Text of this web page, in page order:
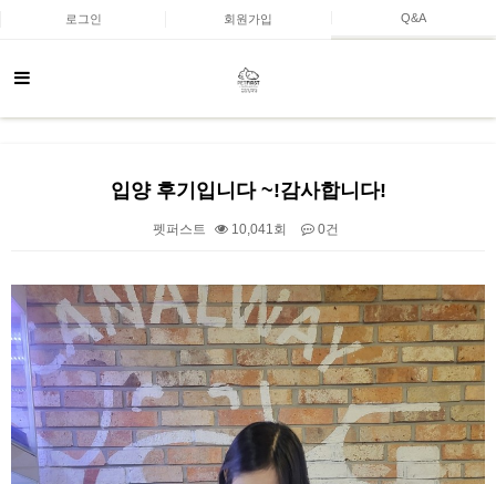
로그인 회원가입 Q&A
입양 후기입니다 ~!감사합니다!
펫퍼스트 10,041회 0건
본문